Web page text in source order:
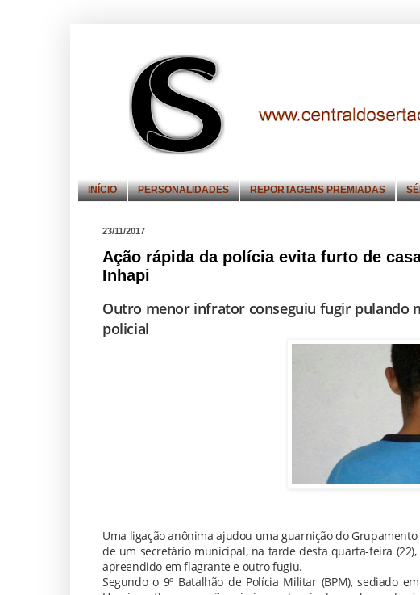
INÍCIO PERSONALIDADES REPORTAGENS PREMIADAS
23/11/2017
Ação rápida da polícia evita furto de
Inhapi
Outro menor infrator conseguiu fugir pulando
policial
Uma ligação anônima ajudou uma guarnição do
de um secretário municipal, na tarde desta quarta-feira
apreendido em flagrante e outro fugiu.
Segundo o 9º Batalhão de Polícia Militar (BPM), sediado